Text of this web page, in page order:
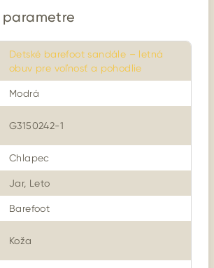
Detské barefoot sandále – letná
obuv pre voľnosť a pohodlie
Modrá
G3150242-1
Chlapec
Jar, Leto
Barefoot
Koža